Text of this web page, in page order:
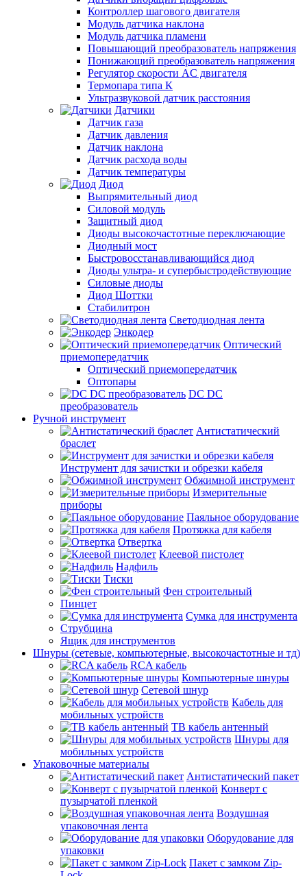
Контроллер шагового двигателя
Модуль датчика наклона
Модуль датчика пламени
Повышающий преобразователь напряжения
Понижающий преобразователь напряжения
Регулятор скорости AC двигателя
Термопара типа К
Ультразвуковой датчик расстояния
Датчики
Датчик газа
Датчик давления
Датчик наклона
Датчик расхода воды
Датчик температуры
Диод
Выпрямительный диод
Силовой модуль
Защитный диод
Диоды высокочастотные переключающие
Диодный мост
Быстровосстанавливающийся диод
Диоды ультра- и супербыстродействующие
Силовые диоды
Диод Шоттки
Стабилитрон
Светодиодная лента
Энкодер
Оптический
приемопередатчик
Оптический приемопередатчик
Оптопары
DC DC
преобразователь
Ручной инструмент
Антистатический
браслет
Инструмент для зачистки и обрезки кабеля
Обжимной инструмент
Измерительные
приборы
Паяльное оборудование
Протяжка для кабеля
Отвертка
Клеевой пистолет
Надфиль
Тиски
Фен строительный
Пинцет
Сумка для инструмента
Струбцина
Ящик для инструментов
Шнуры (сетевые, компьютерные, высокочастотные и тд)
RCA кабель
Компьютерные шнуры
Сетевой шнур
Кабель для
мобильных устройств
ТВ кабель антенный
Шнуры для
мобильных устройств
Упаковочные материалы
Антистатический пакет
Конверт с
пузырчатой пленкой
Воздушная
упаковочная лента
Оборудование для
упаковки
Пакет с замком Zip-